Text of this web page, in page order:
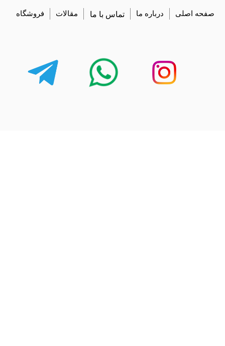
صفحه اصلی درباره ما تماس با ما مقالات فروشگاه